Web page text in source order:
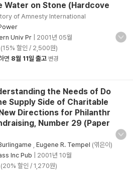
Water on Stone (Hardcove
of Amnesty International
Univ Pr
2001년 05월
할인 / 2,500원)
면 8월 11일 출고 변경
the Needs of Do
Supply Side of Charitable
Directions for Philanthr
Number 29 (Paper
Eugene R. Tempel (엮은이)
Inc Pub
2001년 10월
할인 / 1,270원)